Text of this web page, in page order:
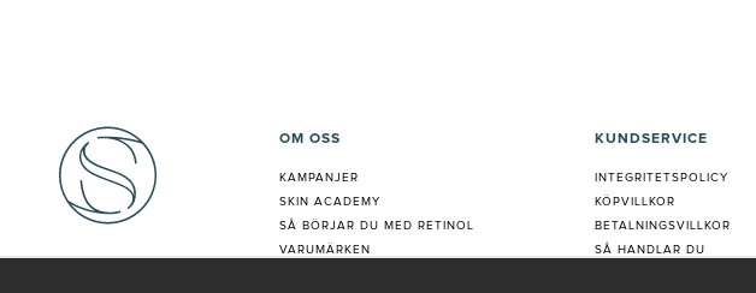
OM OSS
KAMPANJER
SKIN ACADEMY
SÅ BÖRJAR DU MED RETINOL
VARUMÄRKEN
KUNDSERVICE
INTEGRITETSPOLICY
KÖPVILLKOR
BETALNINGSVILLKOR
SÅ HANDLAR DU